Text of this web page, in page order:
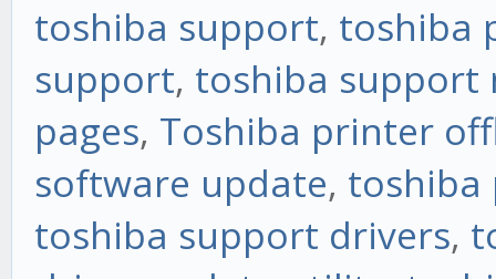
toshiba support, toshiba
support, toshiba support
pages, Toshiba printer
software update, toshiba
toshiba support drivers,